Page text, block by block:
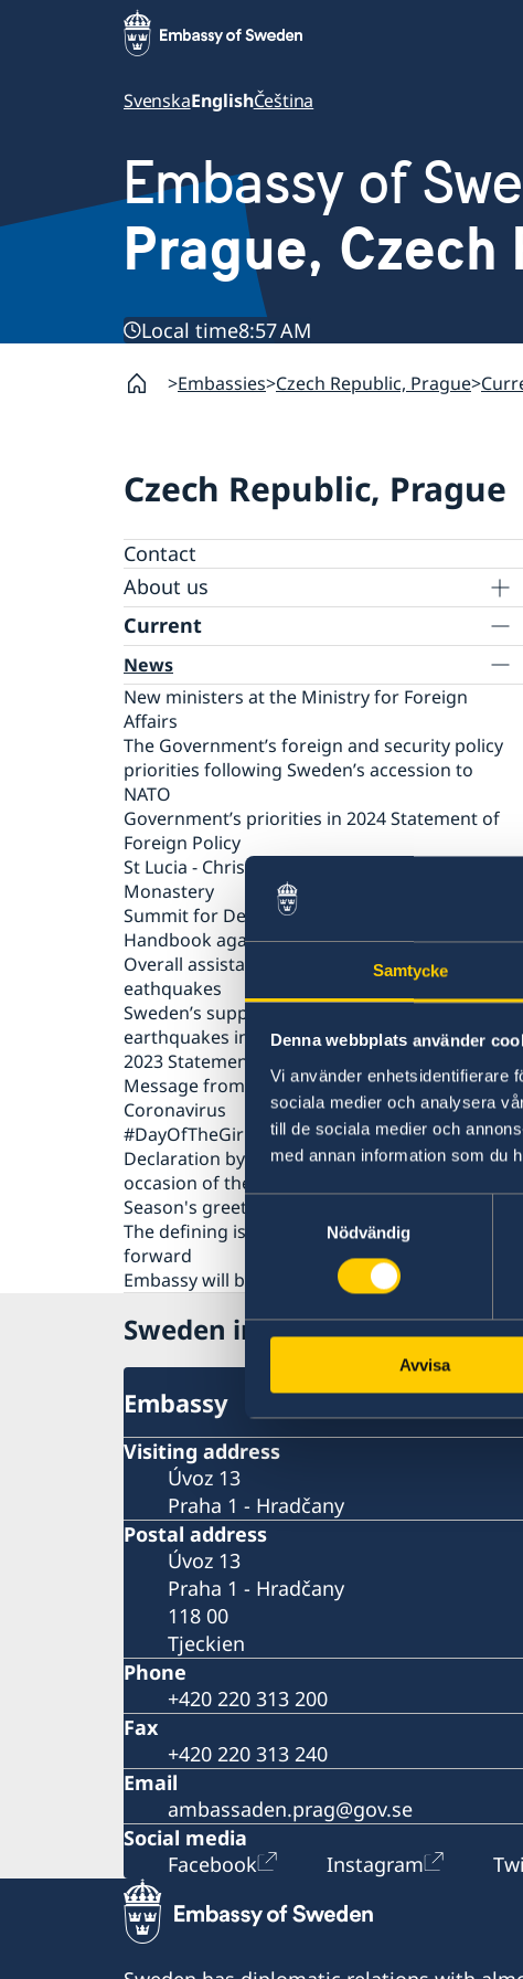
Samtycke
Denna webbplats använder
Vi använder enhetsidentifierare
sociala medier och analysera
till de sociala medier och
med annan information som du
Samtyckesval
Nödvändig
Avvisa
SvenskaEnglishČeština
Embassy of
Prague,
Local time8:57 AM
Embassies Czech Republic, Prague
Czech Republic, Prague
Contact
About us
Ambassador
Current
News
New ministers at the Ministry for Foreign
Affairs
The Government’s foreign and security policy
priorities following Sweden’s accession to
NATO
Government’s priorities in 2024 Statement of
Foreign Policy
St Lucia - Christmas concert at Strahov
Monastery
Summit for Democracy
Handbook against human trafficking
Overall assistance to those affected by the
eathquakes
Sweden’s support to those affected by the
earthquakes in Türkiye and Syria
2023 Statement of Foreign Policy
Message from the NB8 Ambassadors
Coronavirus
#DayOfTheGirl
Declaration by Ambassadors in Prague on the
occasion of the Prague Pride Parade 2019
Season's greetings
The defining issue of our time – and the way
forward
Embassy will be closed on September 5
Sweden in Czech Republic
Embassy
Visiting address
Úvoz 13
Praha 1 - Hradčany
Postal address
Úvoz 13
Praha 1 - Hradčany
118 00
Tjeckien
Phone
+420 220 313 200
Fax
+420 220 313 240
Email
ambassaden.prag@gov.se
Social media
Facebook
Instagram